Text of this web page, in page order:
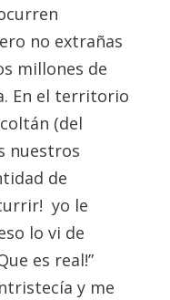
no extrañas
millones de
En el territorio
(del
nuestros
de
yo le
lo vi de
es real!”
y me